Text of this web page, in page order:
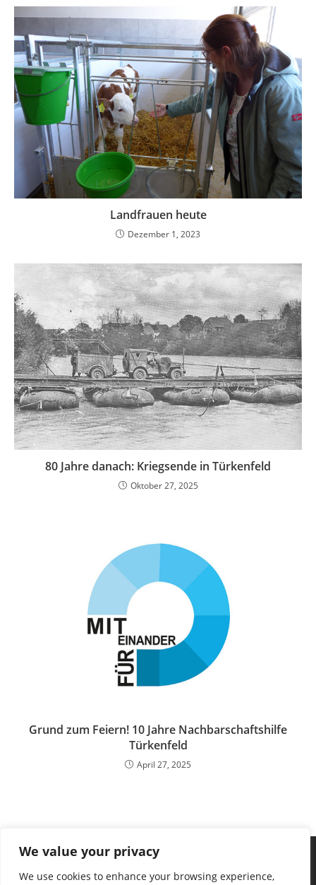
We value your privacy
We use cookies to enhance your browsing experience,
Landfrauen heute
Dezember 1, 2023
80 Jahre danach: Kriegsende in Türkenfeld
Oktober 27, 2025
Grund zum Feiern! 10 Jahre Nachbarschaftshilfe
Türkenfeld
April 27, 2025